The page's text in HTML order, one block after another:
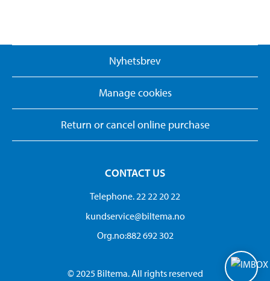
Nyhetsbrev
Manage cookies
Return or cancel online purchase
CONTACT US
Telephone. 22 22 20 22
kundservice@biltema.no
Org.no:882 692 302
© 2025 Biltema. All rights reserved